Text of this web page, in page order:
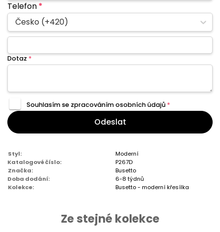
Telefon*
Česko (+420)
Dotaz *
Souhlasím se zpracovánímosobních údajů *
Odeslat
Styl:
Moderní
Katalogové číslo:
P267D
Značka:
Busetto
Doba dodání:
6-8 týdnů
Kolekce:
Busetto - moderní křesílka
Ze stejné kolekce